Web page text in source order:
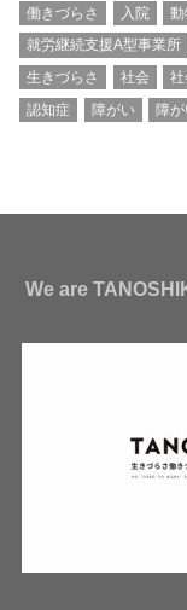
働きづらさ
入院 動
就労継続支援A型事業所
生きづらさ
社会 社
認知症
障がい 障
We are